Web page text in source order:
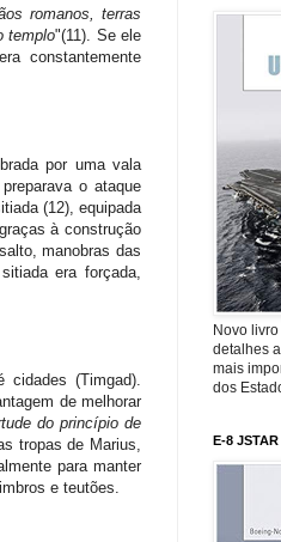
romanos, terras
templo"(11). Se ele
constantemente
por uma vala
o ataque
(12), equipada
à construção
manobras das
era forçada,
cidades (Timgad).
de melhorar
do princípio de
tropas de Marius,
para manter
e teutões.
Novo
detalhes
mais
dos
E-8 JSTAR